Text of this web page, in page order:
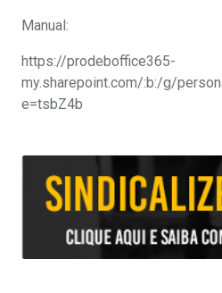
Manual:
https://prodeboffice365-
my.sharepoint.com/:b:/g/
e=tsbZ4b